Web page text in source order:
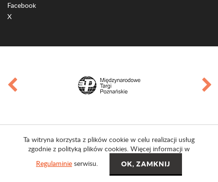
Facebook
X
Ta witryna korzysta z plików cookie w celu realizacji usług
zgodnie z polityką plików cookies. Więcej informacji w
Regulaminie serwisu.